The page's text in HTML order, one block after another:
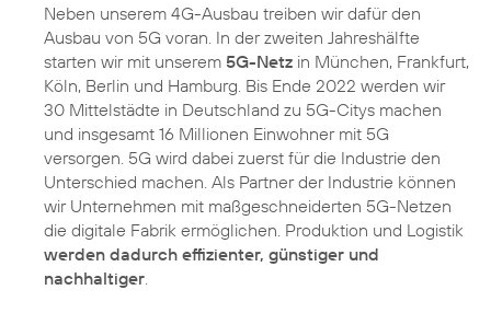
Neben unserem 4G-Ausbau treiben wir dafür den
Ausbau von 5G voran. In der zweiten Jahreshälfte
starten wir mit unserem 5G-Netz in München, Frankfurt,
Köln, Berlin und Hamburg. Bis Ende 2022 werden wir
30 Mittelstädte in Deutschland zu 5G-Citys machen
und insgesamt 16 Millionen Einwohner mit 5G
versorgen. 5G wird dabei zuerst für die Industrie den
Unterschied machen. Als Partner der Industrie können
wir Unternehmen mit maßgeschneiderten 5G-Netzen
die digitale Fabrik ermöglichen. Produktion und Logistik
werden dadurch effizienter, günstiger und
nachhaltiger